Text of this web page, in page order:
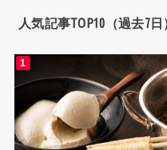
人気記事TOP10（過去7日